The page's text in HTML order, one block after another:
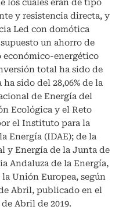
los cuales eran de tipo
y resistencia directa, y
Led con domótica
un ahorro de
económico-energético
total ha sido de
ha sido del 28,06% de la
de Energía del
Ecológica y el Reto
el Instituto para la
Energía (IDAE); de la
y Energía de la Junta de
Andaluza de la Energía,
Unión Europea, según
Abril, publicado en el
Abril de 2019.